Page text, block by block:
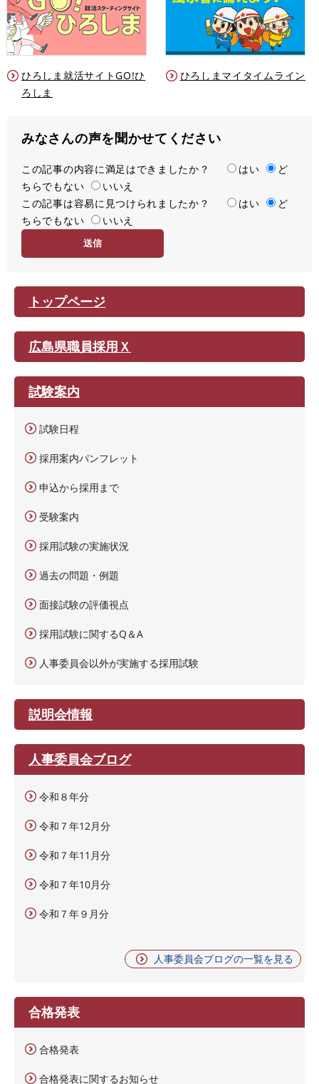
ひろしま就活サイトGO!ひ
ろしま
ひろしまマイタイムライン
みなさんの声を聞かせてください
満
足
度
この記事の内容に満足はできましたか？ はい
ど
ちらでもない
いいえ
容
易
この記事は容易に見つけられましたか？ はい
ど
ちらでもない
いいえ
トップページ
広島県職員採用Ｘ
試験案内
試験日程
採用案内パンフレット
申込から採用まで
受験案内
採用試験の実施状況
過去の問題・例題
面接試験の評価視点
採用試験に関するQ＆A
人事委員会以外が実施する採用試験
説明会情報
人事委員会ブログ
令和８年分
令和７年12月分
令和７年11月分
令和７年10月分
令和７年９月分
人事委員会ブログの一覧を見る
合格発表
合格発表
合格発表に関するお知らせ